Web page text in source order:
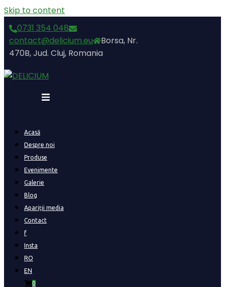
Skip to content
0731 354 048
contact@delicium.eu
Borsa, Nr.
470B, Jud. Cluj, Romania
Acasă
Despre noi
Produse
Evenimente
Galerie
Blog
Apariții media
Contact
f
Insta
RO
EN
0